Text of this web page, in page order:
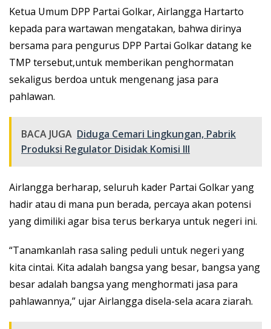
Ketua Umum DPP Partai Golkar, Airlangga Hartarto
kepada para wartawan mengatakan, bahwa dirinya
bersama para pengurus DPP Partai Golkar datang ke
TMP tersebut,untuk memberikan penghormatan
sekaligus berdoa untuk mengenang jasa para
pahlawan.
BACA JUGA Diduga Cemari Lingkungan, Pabrik
Produksi Regulator Disidak Komisi III
Airlangga berharap, seluruh kader Partai Golkar yang
hadir atau di mana pun berada, percaya akan potensi
yang dimiliki agar bisa terus berkarya untuk negeri ini.
“Tanamkanlah rasa saling peduli untuk negeri yang
kita cintai. Kita adalah bangsa yang besar, bangsa yang
besar adalah bangsa yang menghormati jasa para
pahlawannya,” ujar Airlangga disela-sela acara ziarah.